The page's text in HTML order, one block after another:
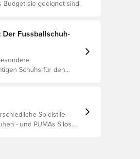
Budget sie geeignet sind.
Fussballschuh-
Schuhs für den
die beste Wahl
Spielstile
- und PUMAs Silos